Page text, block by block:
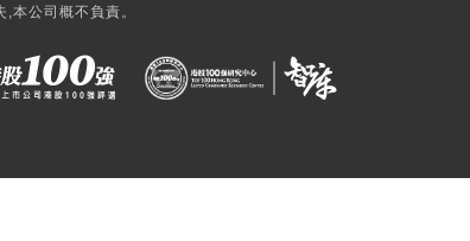
本公司概不負責。